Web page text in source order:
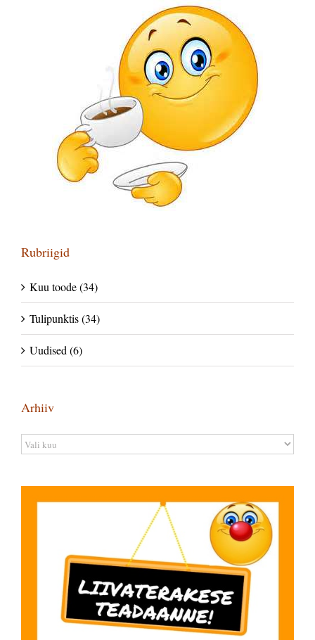
Rubriigid
Kuu toode (34)
Tulipunktis (34)
Uudised (6)
Arhiiv
Arhiiv